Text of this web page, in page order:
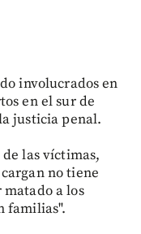
involucrados en
en el sur de
justicia penal.
las víctimas,
no tiene
a los
familias".